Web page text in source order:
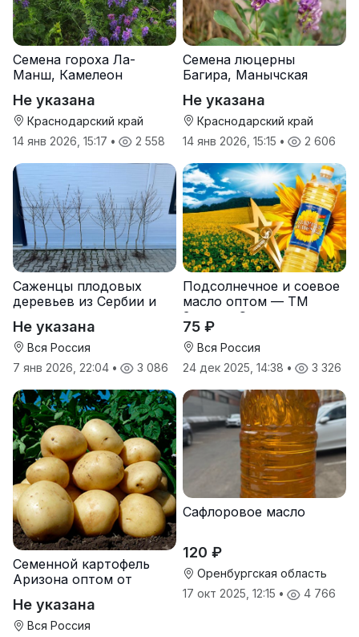
Семена гороха Ла-
Манш, Камелеон
Не указана
Краснодарский край
14 янв 2026, 15:17 • 2 558
Семена люцерны
Багира, Манычская
Не указана
Краснодарский край
14 янв 2026, 15:15 • 2 606
Саженцы плодовых
деревьев из Сербии и
Не указана
Вся Россия
7 янв 2026, 22:04 • 3 086
Подсолнечное и соевое
масло оптом — ТМ
Золотая Семечка
75 ₽
Вся Россия
24 дек 2025, 14:38 • 3 326
Семенной картофель
Аризона оптом от
Не указана
Вся Россия
Сафлоровое масло
120 ₽
Оренбургская область
17 окт 2025, 12:15 • 4 766